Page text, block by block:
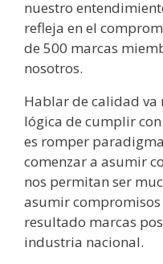
nuestro
refleja en el
de 500 marcas
nosotros.
Hablar de calidad va
lógica de cumplir
es romper
comenzar a asumir
nos permitan ser
asumir compromisos
resultado marcas
industria nacional.